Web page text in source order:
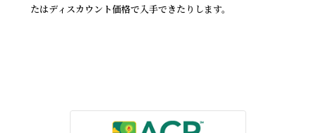
たはディスカウント価格で入手できたりします。